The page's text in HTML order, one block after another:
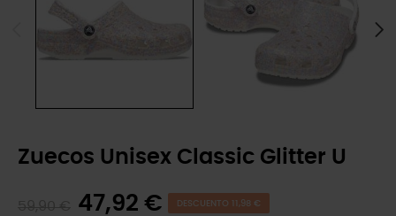
Zuecos Unisex Classic Glitter U
47,92 € DESCUENTO 11,98 €